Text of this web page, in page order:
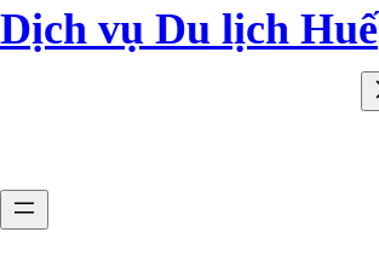
Dịch vụ Du lịch Huế